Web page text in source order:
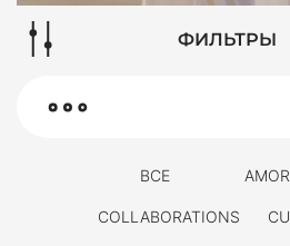
ФИЛЬТРЫ
ВСЕ
COLLABORATIONS